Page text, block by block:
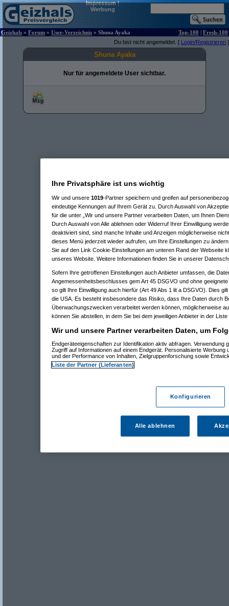
Impressum|
Werbung
Geizhals » Forum » User-Verzeichnis » Shuna Ayaka Top-100 | Fresh-100
Du bist nicht angemeldet. [ Login/Registrieren ]
Shuna Ayaka
Nur für angemeldete User sichtbar.
Ihre Privatsphäre ist uns wichtig
Wir und unsere 1019-Partner speichern und greifen auf
eindeutige Kennungen auf Ihrem Gerät zu. Durch Auswahl von
für die unter „Wir und unsere Partner verarbeiten Daten, um Ihnen
Durch Auswahl von Alle ablehnen oder Widerruf Ihrer Einwilligung
deaktiviert sind, sind manche Inhalte und Anzeigen möglicherweise
dieses Menü jederzeit wieder aufrufen, um Ihre Einstellungen zu
Sie auf den Link Cookie-Einstellungen am unteren Rand der Webseite
unseres Website. Weitere Informationen finden Sie in unserer
Sofern Ihre getroffenen Einstellungen auch Anbieter umfassen, die
Angemessenheitsbeschlusses gem Art 45 DSGVO und ohne
so gilt Ihre Einwilligung auch hierfür (Art 49 Abs 1 lit a DSGVO). Dies
die USA. Es besteht insbesondere das Risiko, dass Ihre Daten durch
Überwachungszwecken verarbeitet werden können, möglicherweise
können Sie abstellen, in dem Sie bei dem jeweiligen Anbieter in der
Wir und unsere Partner verarbeiten Daten, um
Endgeräteeigenschaften zur Identifikation aktiv abfragen. Verwendung
Zugriff auf Informationen auf einem Endgerät. Personalisierte Werbung
und der Performance von Inhalten, Zielgruppenforschung sowie
Liste der Partner (Lieferanten)
Konfigurieren
Alle ablehnen